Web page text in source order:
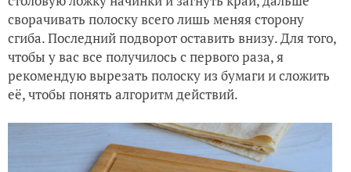
сворачивать полоску всего лишь меняя сторону
сгиба. Последний подворот оставить внизу. Для того,
чтобы у вас все получилось с первого раза, я
рекомендую вырезать полоску из бумаги и сложить
её, чтобы понять алгоритм действий.